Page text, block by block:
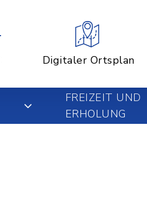
Digitaler Ortsplan
FREIZEIT UND
ERHOLUNG